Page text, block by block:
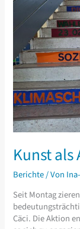
Kunst als
Berichte/ Von
Seit Montag
Cäci. Die Aktion